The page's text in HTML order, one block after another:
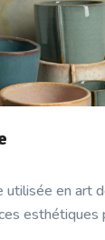
utilisée en art
esthétiques